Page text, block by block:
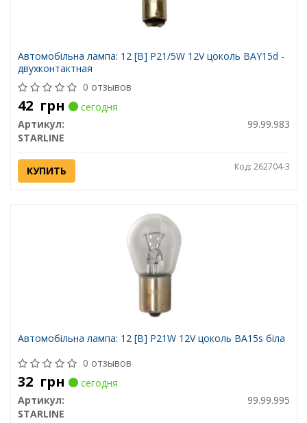
Автомобiльна лампа: 12 [В] P21/5W 12V цоколь BAY15d -
двухконтактная
0 отзывов
42 грн
сегодня
Артикул:
99.99.983
STARLINE
КУПИТЬ Код: 262704-3
Автомобiльна лампа: 12 [В] P21W 12V цоколь BA15s біла
0 отзывов
32 грн
сегодня
Артикул:
99.99.995
STARLINE